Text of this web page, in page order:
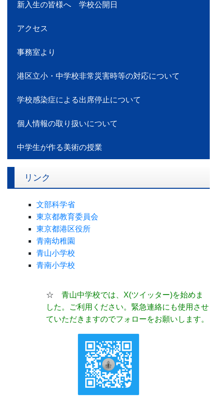
新入生の皆様へ 学校公開日
アクセス
事務室より
港区立小・中学校非常災害時等の対応について
学校感染症による出席停止について
個人情報の取り扱いについて
中学生が作る美術の授業
リンク
文部科学省
東京都教育委員会
東京都港区役所
青南幼稚園
青山小学校
青南小学校
☆ 青山中学校では、X(ツイッター)を始めま
した。ご利用ください。緊急連絡にも使用させ
ていただきますのでフォローをお願いします。